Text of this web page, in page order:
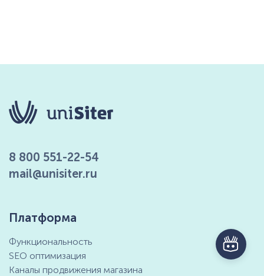
8 800 551-22-54
mail@unisiter.ru
Платформа
Функциональность
SEO оптимизация
Каналы продвижения магазина